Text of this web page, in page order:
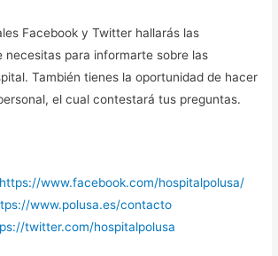
Facebook y Twitter hallarás las
necesitas para informarte sobre las
También tienes la oportunidad de hacer
el cual contestará tus preguntas.
https://www.facebook.com/hospitalpolusa/
www.polusa.es/contacto
twitter.com/hospitalpolusa